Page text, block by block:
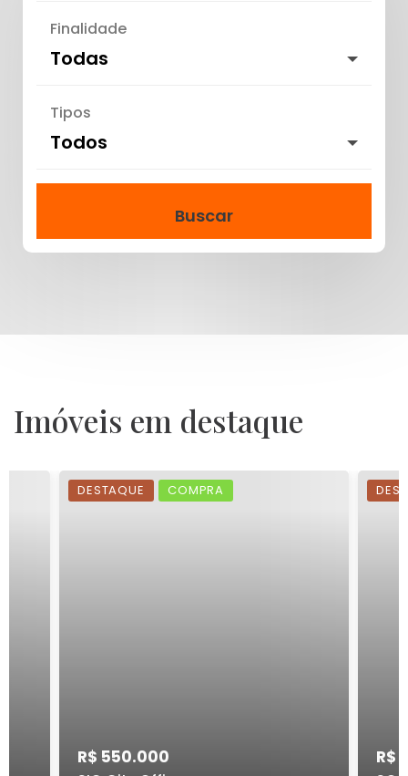
Finalidade
Todas
Tipos
Todos
Buscar
Imóveis em destaque
DESTAQUE COMPRA
R$ 550.000 R$